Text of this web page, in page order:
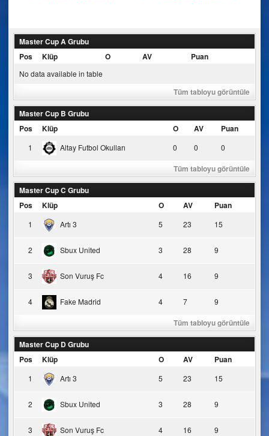
navigation
Master Cup A Grubu
Pos
Klüp O AV Puan
No data available in table
Tüm tabloyu görüntüle
Master Cup B Grubu
Pos
Klüp O AV Puan
1 Altay Futbol Okulları 0 0 0
Tüm tabloyu görüntüle
Master Cup C Grubu
Pos
Klüp O AV Puan
1 Artı 3 5 23 15
2 Sbux United 3 28 9
3 Son Vuruş Fc 4 16 9
4 Fake Madrid 4 7 9
Tüm tabloyu görüntüle
Master Cup D Grubu
Pos
Klüp O AV Puan
1 Artı 3 5 23 15
2 Sbux United 3 28 9
3 Son Vuruş Fc 4 16 9